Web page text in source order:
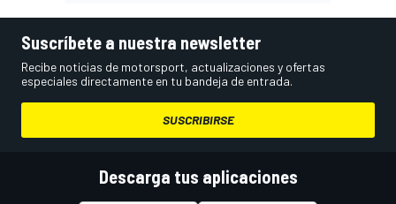
Suscríbete a nuestra newsletter
Recibe noticias de motorsport, actualizaciones y ofertas
especiales directamente en tu bandeja de entrada.
SUSCRIBIRSE
Descarga tus aplicaciones